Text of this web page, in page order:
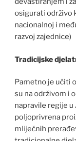
osigurati održivo
nacionalnoj i
razvoj zajednice)
Tradicijske
Pametno je učiti
su na održivom i
napravile regije u
poljoprivrena
mliječnih